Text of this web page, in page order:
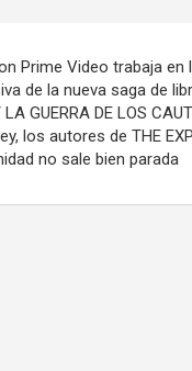
Prime Video trabaja en
de la nueva saga de
GUERRA DE LOS
los autores de THE
no sale bien parada